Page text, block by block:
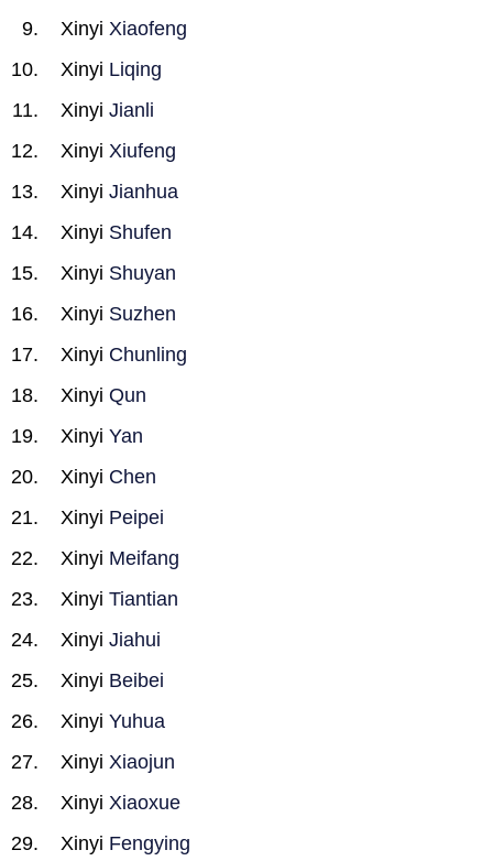
Xinyi Xiaofeng
Xinyi Liqing
Xinyi Jianli
Xinyi Xiufeng
Xinyi Jianhua
Xinyi Shufen
Xinyi Shuyan
Xinyi Suzhen
Xinyi Chunling
Xinyi Qun
Xinyi Yan
Xinyi Chen
Xinyi Peipei
Xinyi Meifang
Xinyi Tiantian
Xinyi Jiahui
Xinyi Beibei
Xinyi Yuhua
Xinyi Xiaojun
Xinyi Xiaoxue
Xinyi Fengying